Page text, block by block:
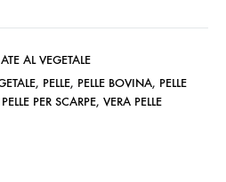
AL VEGETALE
, PELLE, PELLE BOVINA, PELLE
PELLE PER SCARPE, VERA PELLE